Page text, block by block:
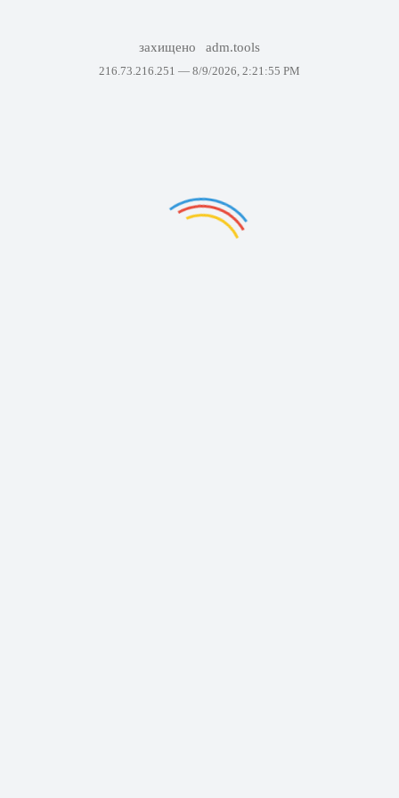
захищено adm.tools
216.73.216.251 — 8/9/2026, 2:21:55 PM